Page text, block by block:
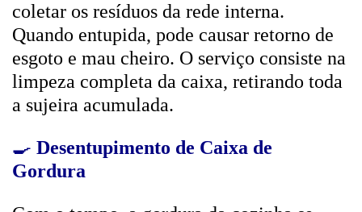
coletar os resíduos da rede interna.
Quando entupida, pode causar retorno de
esgoto e mau cheiro. O serviço consiste na
limpeza completa da caixa, retirando toda
a sujeira acumulada.
🍳 Desentupimento de Caixa de
Gordura